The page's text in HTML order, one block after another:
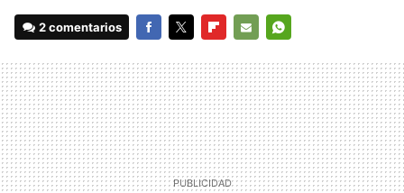
2 comentarios
MAIL